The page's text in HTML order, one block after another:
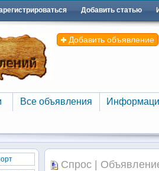
Добавить статью
Добавить объявление
Все объявления
Все объявления
Спрос |